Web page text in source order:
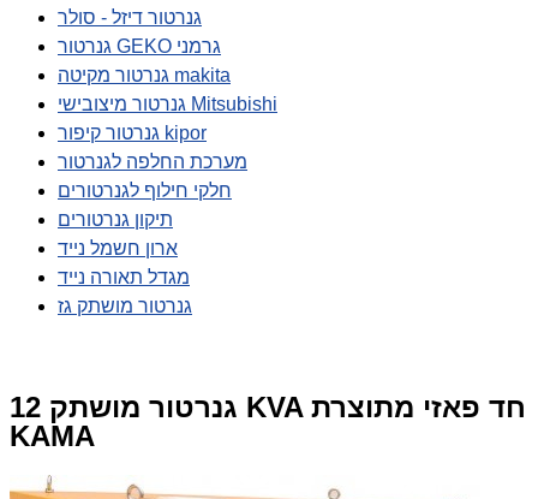
גנרטור דיזל - סולר
גנרטור GEKO גרמני
גנרטור מקיטה makita
גנרטור מיצובישי Mitsubishi
גנרטור קיפור kipor
מערכת החלפה לגנרטור
חלקי חילוף לגנרטורים
תיקון גנרטורים
ארון חשמל נייד
מגדל תאורה נייד
גנרטור מושתק גז
גנרטור מושתק 12 KVA חד פאזי מתוצרת
KAMA